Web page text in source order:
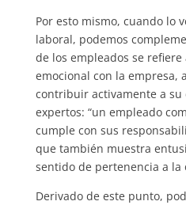
Por esto mismo, cuando lo
laboral, podemos
de los empleados se
emocional con la empresa,
contribuir activamente a su
expertos: “un empleado
cumple con sus
que también muestra
sentido de pertenencia a la
Derivado de este punto,